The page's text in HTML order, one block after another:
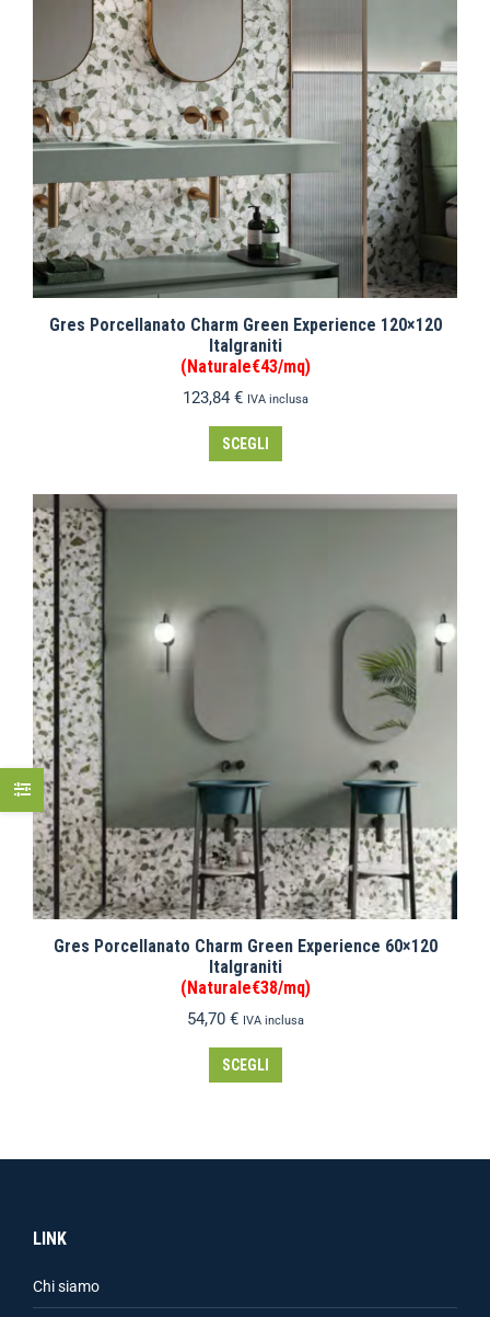
Gres Porcellanato Charm Green Experience 120×120
Italgraniti
(Naturale€43/mq)
123,84 € IVA inclusa
SCEGLI
Gres Porcellanato Charm Green Experience 60×120
Italgraniti
(Naturale€38/mq)
54,70 € IVA inclusa
SCEGLI
LINK
Chi siamo